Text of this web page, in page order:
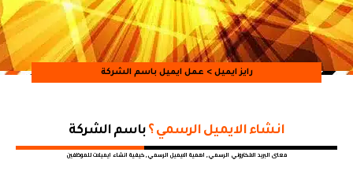
رايز ايميل > عمل ايميل باسم الشركة
انشاء الايميل الرسمي ؟ باسم الشركة
معنى البريد الالكتروني الرسمي, اهمية الايميل الرسمي, كيفية انشاء ايميلات للموظفين